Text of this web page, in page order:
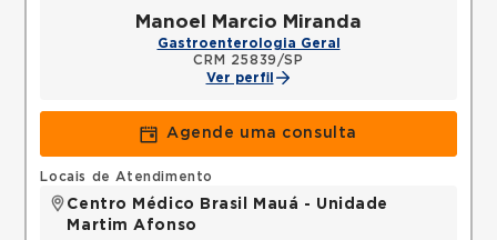
Manoel Marcio Miranda
Gastroenterologia Geral
CRM 25839/SP
Ver perfil
Agende uma consulta
Locais de Atendimento
Centro Médico Brasil Mauá - Unidade
Martim Afonso